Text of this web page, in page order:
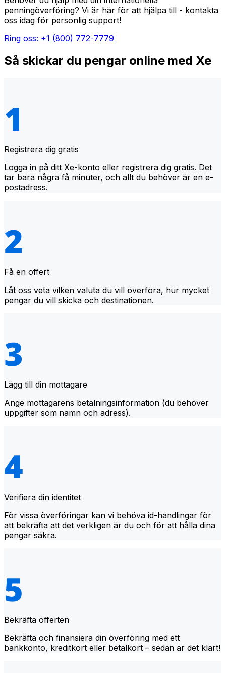
penningöverföring? Vi är här för att hjälpa till - kontakta
oss idag för personlig support!
Ring oss: +1 (800) 772-7779
Så skickar du pengar online med Xe
Registrera dig gratis
Logga in på ditt Xe-konto eller registrera dig gratis. Det
tar bara några få minuter, och allt du behöver är en e-
postadress.
Få en offert
Låt oss veta vilken valuta du vill överföra, hur mycket
pengar du vill skicka och destinationen.
Lägg till din mottagare
Ange mottagarens betalningsinformation (du behöver
uppgifter som namn och adress).
Verifiera din identitet
För vissa överföringar kan vi behöva id-handlingar för
att bekräfta att det verkligen är du och för att hålla dina
pengar säkra.
Bekräfta offerten
Bekräfta och finansiera din överföring med ett
bankkonto, kreditkort eller betalkort – sedan är det klart!